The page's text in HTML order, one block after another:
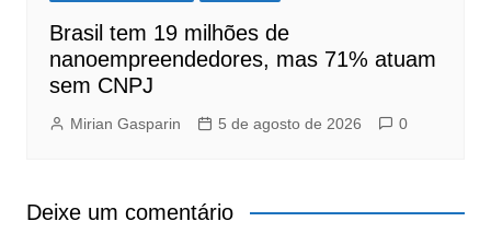
Brasil tem 19 milhões de
nanoempreendedores, mas 71% atuam
sem CNPJ
Mirian Gasparin 5 de agosto de 2026 0
Deixe um comentário